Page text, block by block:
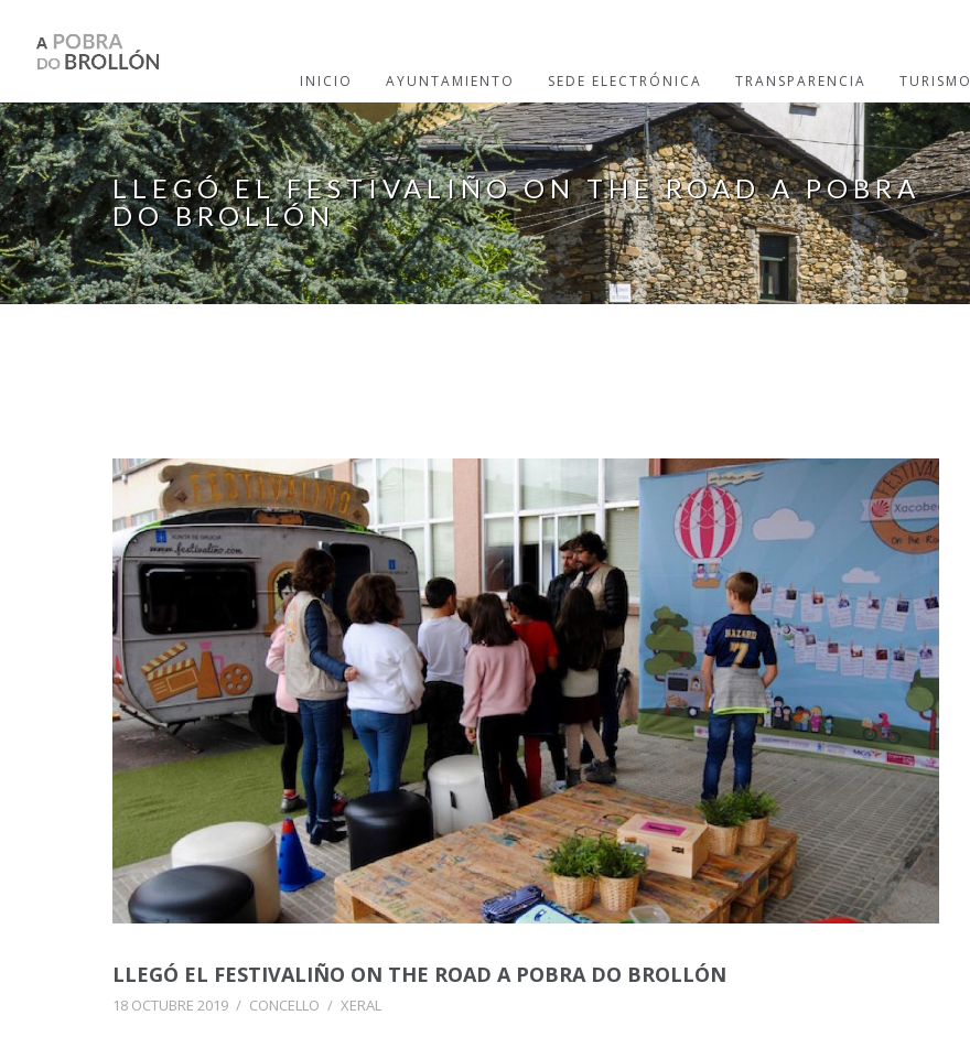
INICIO AYUNTAMIENTO SEDE ELECTRÓNICA TRANSPARENCIA TURISMO
LLEGÓ EL FESTIVALIÑO ON THE ROAD A POBRA
DO BROLLÓN
LLEGÓ EL FESTIVALIÑO ON THE ROAD A POBRA DO BROLLÓN
18 OCTUBRE 2019 / CONCELLO / XERAL